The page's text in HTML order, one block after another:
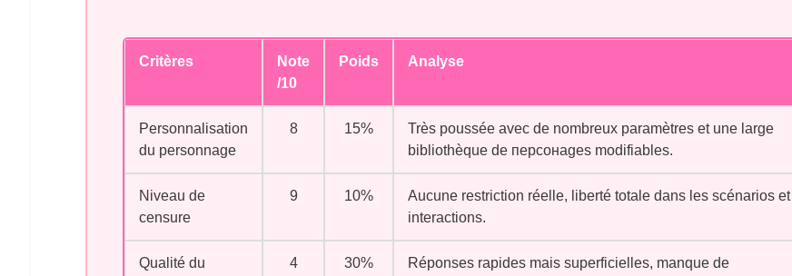
Critères
Note
/10
Poids Analyse
Personnalisation
du personnage
8 15%
Très poussée avec de nombreux paramètres et une large
bibliothèque de персонаges modifiables.
Niveau de
censure
9 10%
Aucune restriction réelle, liberté totale dans les scénarios et
interactions.
Qualité du
4 30%
Réponses rapides mais superficielles, manque de